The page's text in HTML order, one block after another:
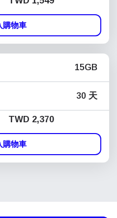
購物車
15GB
30 天
TWD 2,370
購物車